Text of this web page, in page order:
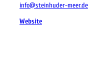
info@steinhuder-meer.de
Website